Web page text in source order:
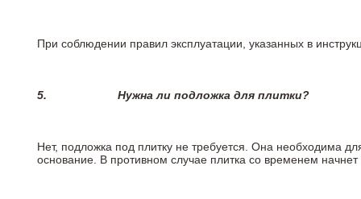
При соблюдении правил эксплуатации, указанных в
5. Нужна ли подложка для плитки?
Нет, подложка под плитку не требуется. Она необходима
основание. В противном случае плитка со временем